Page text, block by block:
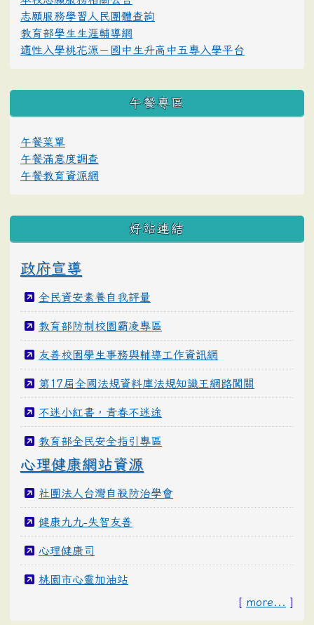
志願服務學習人民團體查詢
教育部學生生涯輔導網
適性入學桃花源－國中生升高中五專入學平台
午餐專區
午餐菜單
午餐滿意度調查
午餐教育資源網
好站連結
政府宣導
全民資安素養自我評量
教育部防制校園霸凌專區
友善校園學生事務與輔導工作資訊網
第17屆全國法規資料庫法規知識王網路闖關
不迷小紅書，青春不迷途
教育部全民安全指引專區
心理健康網站資源
社團法人台灣自殺防治學會
健康九九-失智友善
心理健康司
桃園市心靈加油站
[ more... ]